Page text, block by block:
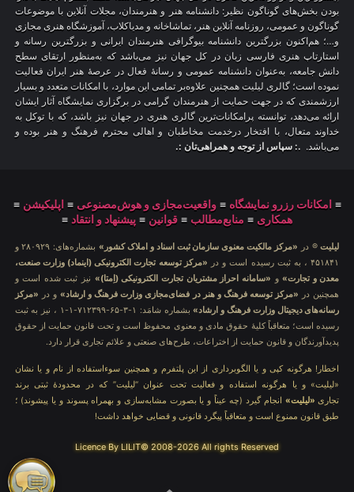
بودن بخش‌های گوناگون نظیر: دانشنامه هنر و هنرمندان، مجلات آنلاین با موضوعات
گوناگون و عمومی، روزنامه آنلاین هنر، تماشاخانه و مدیاکلاب، آموزشگاه هنری مجازی
و…؛ هم‌اکنون بزرگترین دانشنامه بیوگرافی هنرمندان ایرانی و بزرگترین رسانه و
استارتاپ هنری فارسی زبان در کل جهان نیز می‌باشد که به‌منظور ارتقای سطح
دانش جامعه، به‌عنوان دانشنامه عمومی و رسانهٔ فعال در عرصهٔ هنر ایران فعالیت
نموده است؛ گالری لیلیت همچنین علاوه‌بر تمامی این موارد، با امکانات متعدد و بسیار
ارزشمندی که در جهت حمایت از هنرمندان گرامی در برگزاری نمایشگاه آثار ایشان
ارائه می‌دهد، توانسته پرامکانات‌ترین گالری هنری در جهان نیز باشد، که با توکل به
خداوند متعال، با افتخار درخدمت مخاطبان و اهالی محترم فرهنگ و هنر بوده و
می‌باشد. .: سپاس از توجه و همراهی‌تان :.
≡ امکانات رزرو نمایشگاه ≡واقعیت‌مجازی و هوش‌مصنوعی ≡ اپلیکیشن ≡
همکاری ≡ منابع‌مطالب ≡ قوانین ≡ پیشنهاد و انتقاد ≡
لیلیت® در «مرکز مالکیت معنوی سازمان ثبت اسناد و املاک کشور»
بشماره‌های: ۲۸۰۹۲۹ و
۴۵۱۸۴۱ ، به ثبت رسیده است و در
«مرکز توسعه تجارت الکترونیکی (اینماد) وزارت صنعت،
معدن و تجارت»و «سامانه احراز مشتریان تجارت الکترونیکی (اِمتا)» نیز ثبت شده است و
همچنین در «مرکز توسعه فرهنگ و هنر در فضای‌مجازی وزارت فرهنگ و ارشاد» و در «مرکز
رسانه‌های دیجیتال وزارت فرهنگ و ارشاد»
بشماره شامَد: ۱-۳-۶۵-۷۱۲۳۹۹-۱-۱ ، نیز به ثبت
رسیده است؛ متعاقباً کلیهٔ حقوق مادی و معنوی محفوظ است و تحت قانون حمایت از حقوق
پدیدآورندگان و قانون حمایت از اختراعات، طرح‌های صنعتی و علائم تجاری قرار دارد.
اخطار! هرگونه کپی و یا الگوبرداری از این پلتفرم و همچنین سوءاستفاده از نام و یا نشان
«لیلیت» و یا هرگونه استفاده و فعالیت تحت عنوان “لیلیت” که در محدودهٔ ثبتی برند
تجاری «لیلیت» انجام گیرد (چه عیناً و یا بصورت مشابه‌سازی و بهمراه پسوند و یا پیشوند) ؛
طبق قانون ممنوع است و متعاقباً پیگرد قانونی و قضایی خواهد داشت!
Licence By LILIT© 2008-2026 All rights Reserved